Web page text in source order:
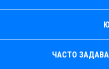
ЧАСТО